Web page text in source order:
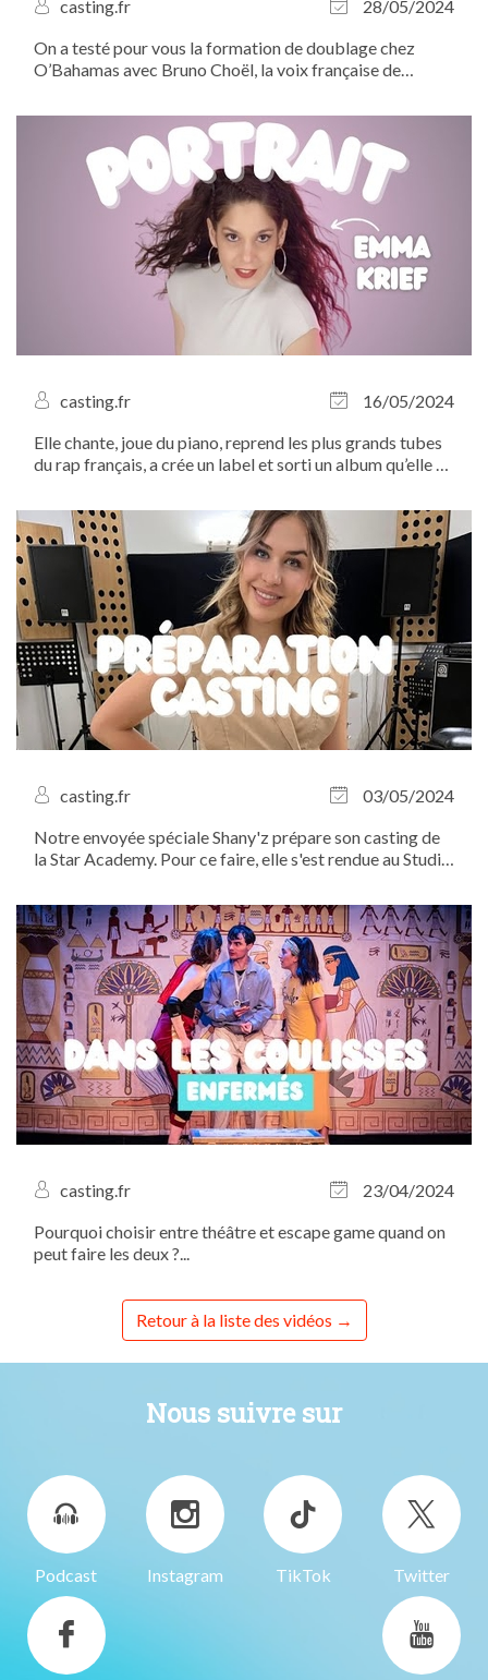
casting.fr
28/05/2024
On a testé pour vous la formation de doublage chez
O’Bahamas avec Bruno Choël, la voix française de
mobilise contre l’utilisation de l’intelligence artificielle,
Casting.fr tient a apporter...
casting.fr
16/05/2024
Elle chante, joue du piano, reprend les plus grands tubes
du rap français, a crée un label et sorti un album qu’elle a
TRÈS productive Emma Krief...
casting.fr
03/05/2024
Notre envoyée spéciale Shany'z prépare son casting de
la Star Academy. Pour ce faire, elle s'est rendue au Studio
Floriane Colson.
casting.fr
23/04/2024
Pourquoi choisir entre théâtre et escape game quand on
peut faire les deux ?...
Retour à la liste des vidéos
Nous suivre sur
Podcast Instagram TikTok Twitter